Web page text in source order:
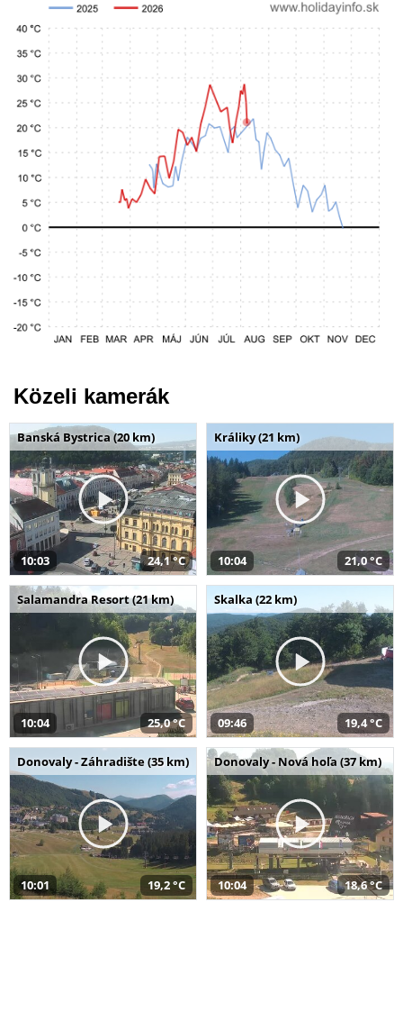
Közeli kamerák
Banská Bystrica (20 km)
10:03 24,1 °C
Králiky (21 km)
10:04 21,0 °C
Salamandra Resort (21 km)
10:04 25,0 °C
Skalka (22 km)
09:46 19,4 °C
Donovaly - Záhradište (35 km)
10:01 19,2 °C
Donovaly - Nová hoľa (37 km)
10:04 18,6 °C